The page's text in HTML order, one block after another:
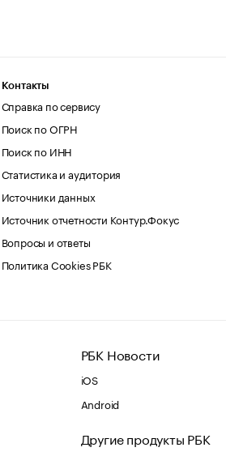
Контакты
Справка по сервису
Поиск по ОГРН
Поиск по ИНН
Статистика и аудитория
Источники данных
Источник отчетности Контур.Фокус
Вопросы и ответы
Политика Cookies РБК
РБК Новости
iOS
Android
Другие продукты РБК